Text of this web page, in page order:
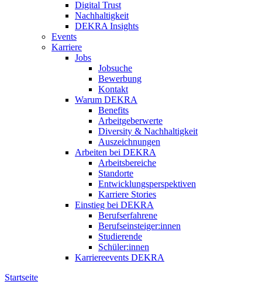
Digital Trust
Nachhaltigkeit
DEKRA Insights
Events
Karriere
Jobs
Jobsuche
Bewerbung
Kontakt
Warum DEKRA
Benefits
Arbeitgeberwerte
Diversity & Nachhaltigkeit
Auszeichnungen
Arbeiten bei DEKRA
Arbeitsbereiche
Standorte
Entwicklungsperspektiven
Karriere Stories
Einstieg bei DEKRA
Berufserfahrene
Berufseinsteiger:innen
Studierende
Schüler:innen
Karriereevents DEKRA
Startseite